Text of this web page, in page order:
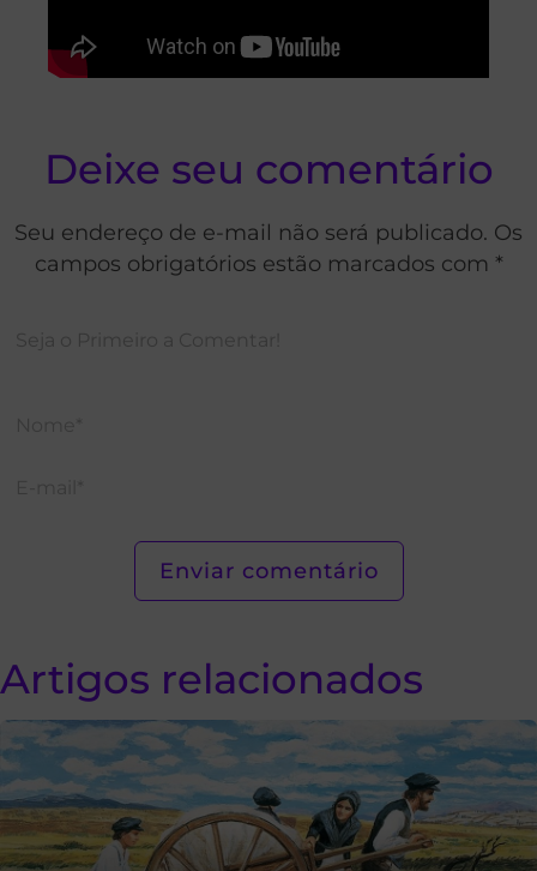
Deixe seu comentário
Seu endereço de e-mail não será publicado. Os
campos obrigatórios estão marcados com *
Artigos relacionados